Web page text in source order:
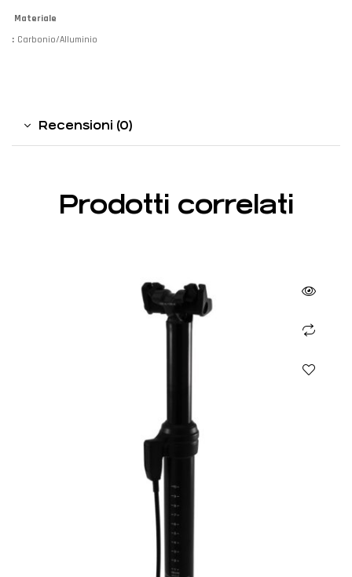
Materiale
: Carbonio/Alluminio
Recensioni (0)
Prodotti correlati